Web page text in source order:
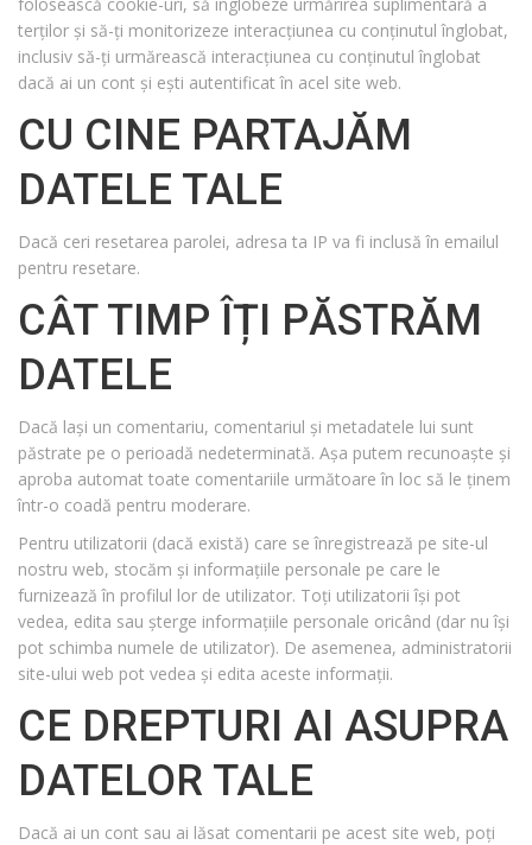
terților și să-ți monitorizeze interacțiunea cu conținutul înglobat,
inclusiv să-ți urmărească interacțiunea cu conținutul înglobat
dacă ai un cont și ești autentificat în acel site web.
CU CINE PARTAJĂM
DATELE TALE
Dacă ceri resetarea parolei, adresa ta IP va fi inclusă în emailul
pentru resetare.
CÂT TIMP ÎȚI PĂSTRĂM
DATELE
Dacă lași un comentariu, comentariul și metadatele lui sunt
păstrate pe o perioadă nedeterminată. Așa putem recunoaște și
aproba automat toate comentariile următoare în loc să le ținem
într-o coadă pentru moderare.
Pentru utilizatorii (dacă există) care se înregistrează pe site-ul
nostru web, stocăm și informațiile personale pe care le
furnizează în profilul lor de utilizator. Toți utilizatorii își pot
vedea, edita sau șterge informațiile personale oricând (dar nu își
pot schimba numele de utilizator). De asemenea, administratorii
site-ului web pot vedea și edita aceste informații.
CE DREPTURI AI ASUPRA
DATELOR TALE
Dacă ai un cont sau ai lăsat comentarii pe acest site web, poți